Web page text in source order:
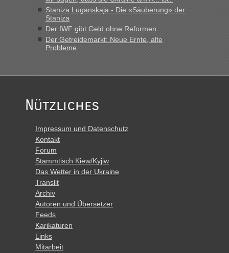
Staniza Luganskaja - Die «Säuberung» der
Staniza
Der IWF gibt Geld ohne Reformen
Der Getreidemarkt: Neue Ernte, alte
Probleme
Nützliches
Impressum und Datenschutz
Kontakt
Forum
Stammtisch Kiew/Kyjiw
Das Wetter in der Ukraine
Translit
Archiv
Autoren und Übersetzer
Feeds
Karikaturen
Links
Mitarbeit